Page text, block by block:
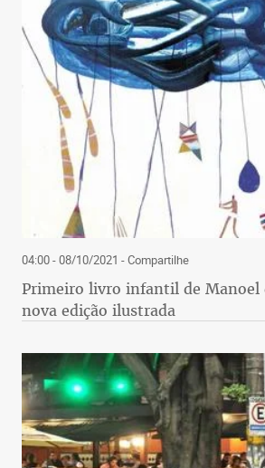
04:00 - 08/10/2021 - Compartilhe
Primeiro livro infantil de Manoel
nova edição ilustrada